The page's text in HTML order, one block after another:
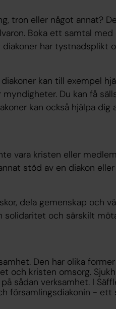
tron eller något annat?
Boka ett samtal med
har tystnadsplikt
kan till exempel
Du kan få
kan också hjälpa dig
vara kristen eller
stöd av en diakon eller
dela gemenskap och
solidaritet och särskilt
Den har olika
och kristen omsorg.
sådan verksamhet. I
församlingsdiakonin - ett